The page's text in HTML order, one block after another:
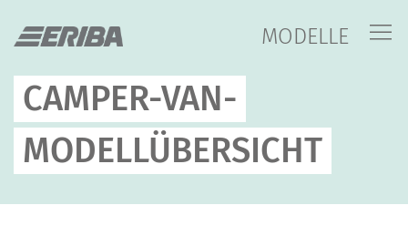
MODELLE
CAMPER-VAN-
MODELLÜBERSICHT